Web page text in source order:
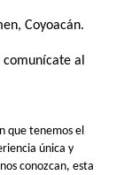
Coyoacán.
comunícate al
que tenemos el
única y
conozcan, esta